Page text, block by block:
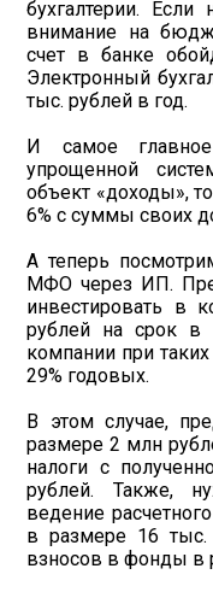
бухгалтерии.
внимание на
счет в банке
Электронный
тыс. рублей в год.
И самое
упрощенной
объект «доходы»,
6% с суммы своих
А теперь
МФО через ИП.
инвестировать в
рублей на срок в
компании при
29% годовых.
В этом случае,
размере 2 млн
налоги с
рублей. Также,
ведение
в размере 16 тыс.
взносов в фонды в